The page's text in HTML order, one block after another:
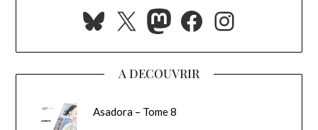
Bluesky
X Mastodon
Facebook
A DECOUVRIR
Asadora – Tome 8